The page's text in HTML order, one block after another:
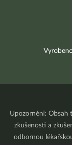
Upozornění: Obsah
zkušenosti a
odbornou